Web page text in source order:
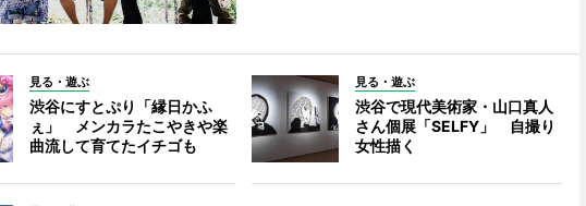
見る・遊ぶ
渋谷にすとぷり「縁日かふ
ぇ」 メンカラたこやきや楽
曲流して育てたイチゴも
見る・遊ぶ
渋谷で現代美術家・山口真人
さん個展「SELFY」 自撮り
女性描く